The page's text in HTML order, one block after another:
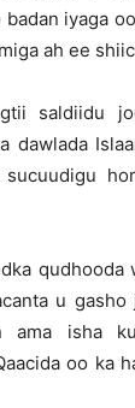
iyaga
ah ee
saldiidu
dawlada
qudhooda
u
ama isha
oo ka